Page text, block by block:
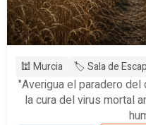
🕍 Murcia 🏷️ Sala de
"Averigua el paradero
la cura del virus mortal